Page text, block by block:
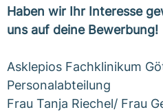
Haben wir Ihr Interesse
uns auf deine Bewerbung!
Asklepios Fachklinikum
Personalabteilung
Frau Tanja Riechel/ Frau